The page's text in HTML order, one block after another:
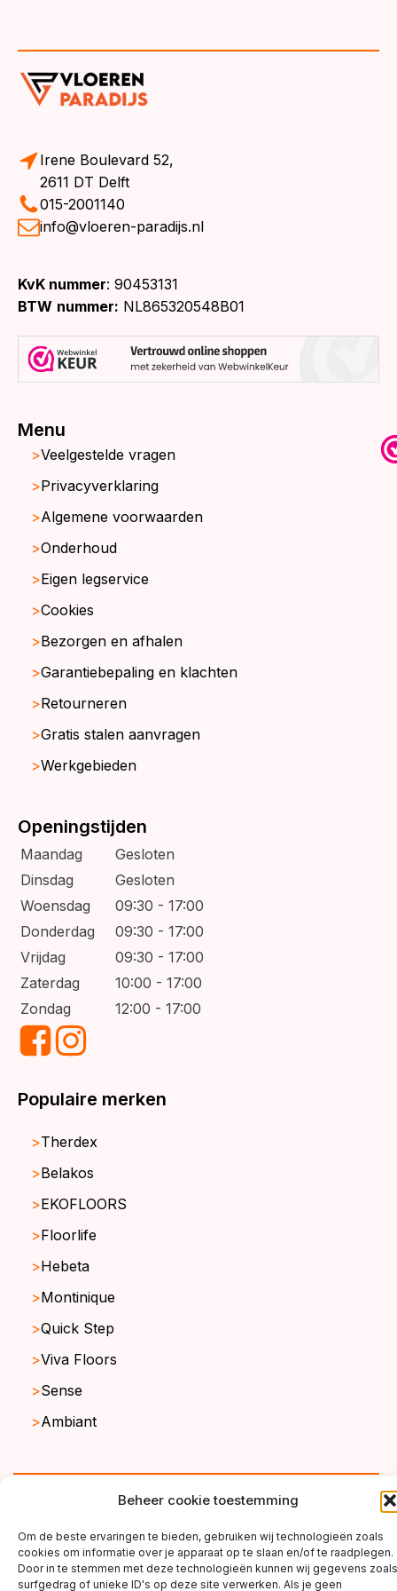
Beheer cookie toestemming
Om de beste ervaringen te bieden, gebruiken wij technologieën zoals
cookies om informatie over je apparaat op te slaan en/of te raadplegen.
Door in te stemmen met deze technologieën kunnen wij gegevens zoals
surfgedrag of unieke ID's op deze site verwerken. Als je geen
Irene Boulevard 52,
2611 DT Delft
015-2001140
info@vloeren-paradijs.nl
KvK nummer: 90453131
BTW nummer: NL865320548B01
Menu
Veelgestelde vragen
Privacyverklaring
Algemene voorwaarden
Onderhoud
Eigen legservice
Cookies
Bezorgen en afhalen
Garantiebepaling en klachten
Retourneren
Gratis stalen aanvragen
Werkgebieden
Openingstijden
Maandag
Gesloten
Dinsdag
Gesloten
Woensdag
09:30 - 17:00
Donderdag
09:30 - 17:00
Vrijdag
09:30 - 17:00
Zaterdag
10:00 - 17:00
Zondag
12:00 - 17:00
Populaire merken
Therdex
Belakos
EKOFLOORS
Floorlife
Hebeta
Montinique
Quick Step
Viva Floors
Sense
Ambiant